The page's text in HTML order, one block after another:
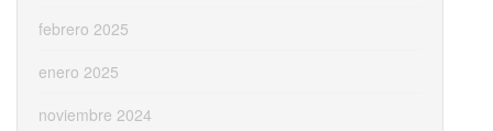
febrero 2025
enero 2025
noviembre 2024